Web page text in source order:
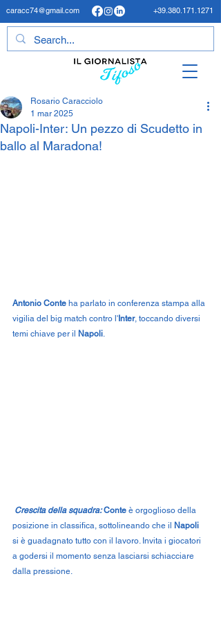
caracc74@gmail.com +39.380.171.1271
Napoli-Inter: Un pezzo di Scudetto in
ballo al Maradona!
Rosario Caracciolo
1 mar 2025
Antonio Conte ha parlato in conferenza stampa alla
vigilia del big match contro l'Inter, toccando diversi
temi chiave per il Napoli
Crescita della squadra: Conte è orgoglioso della
posizione in classifica, sottolineando che il Napoli
si è guadagnato tutto con il lavoro. Invita i giocatori
a godersi il momento senza lasciarsi schiacciare
dalla pressione.